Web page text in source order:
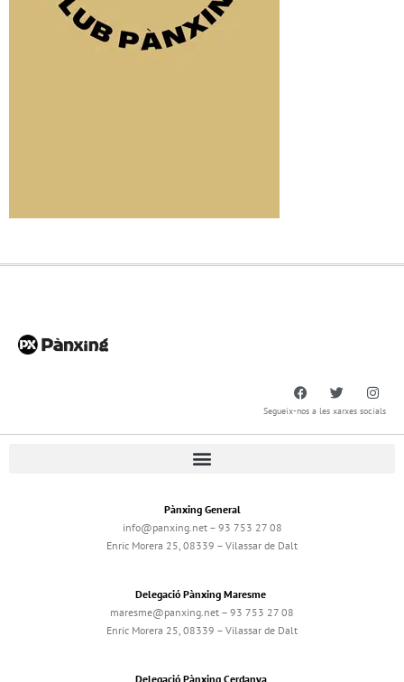
Segueix-nos a les xarxes socials
Pànxing General
info@panxing.net – 93 753 27 08
Enric Morera 25, 08339 – Vilassar de Dalt
Delegació Pànxing Maresme
maresme@panxing.net – 93 753 27 08
Enric Morera 25, 08339 – Vilassar de Dalt
Delegació Pànxing Cerdanya